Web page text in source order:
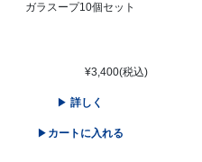
ガラスープ10個セット
¥3,400(税込)
詳しく
カートに入れる